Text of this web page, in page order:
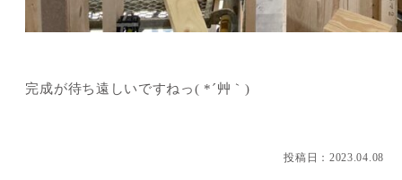
完成が待ち遠しいですねっ( *´艸｀)
投稿日： 2023.04.08